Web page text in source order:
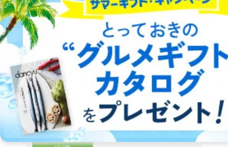
日本語能力試験問題集N3文法スピードマスター
Jリサーチ出版